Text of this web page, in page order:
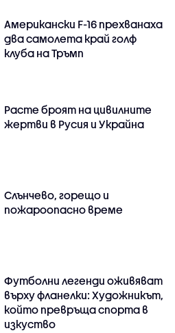
Американски F-16 прехванаха
два самолета край голф
клуба на Тръмп
Расте броят на цивилните
жертви в Русия и Украйна
Слънчево, горещо и
пожароопасно време
Футболни легенди оживяват
върху фланелки: Художникът,
който превръща спорта в
изкуство